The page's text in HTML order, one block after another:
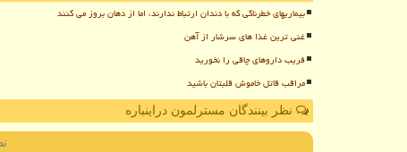
بیماریهای خطرناکی که با دندان ارتباط ندارند، اما از دهان بروز می کنند
غنی ترین غذا های سرشار از آهن
فریب داروهای چاقی را نخورید
مراقب قاتل خاموش قلبتان باشید
نظر بینندگان مسترلمون دراینباره